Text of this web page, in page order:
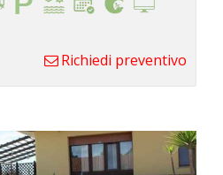
Richiedi preventivo